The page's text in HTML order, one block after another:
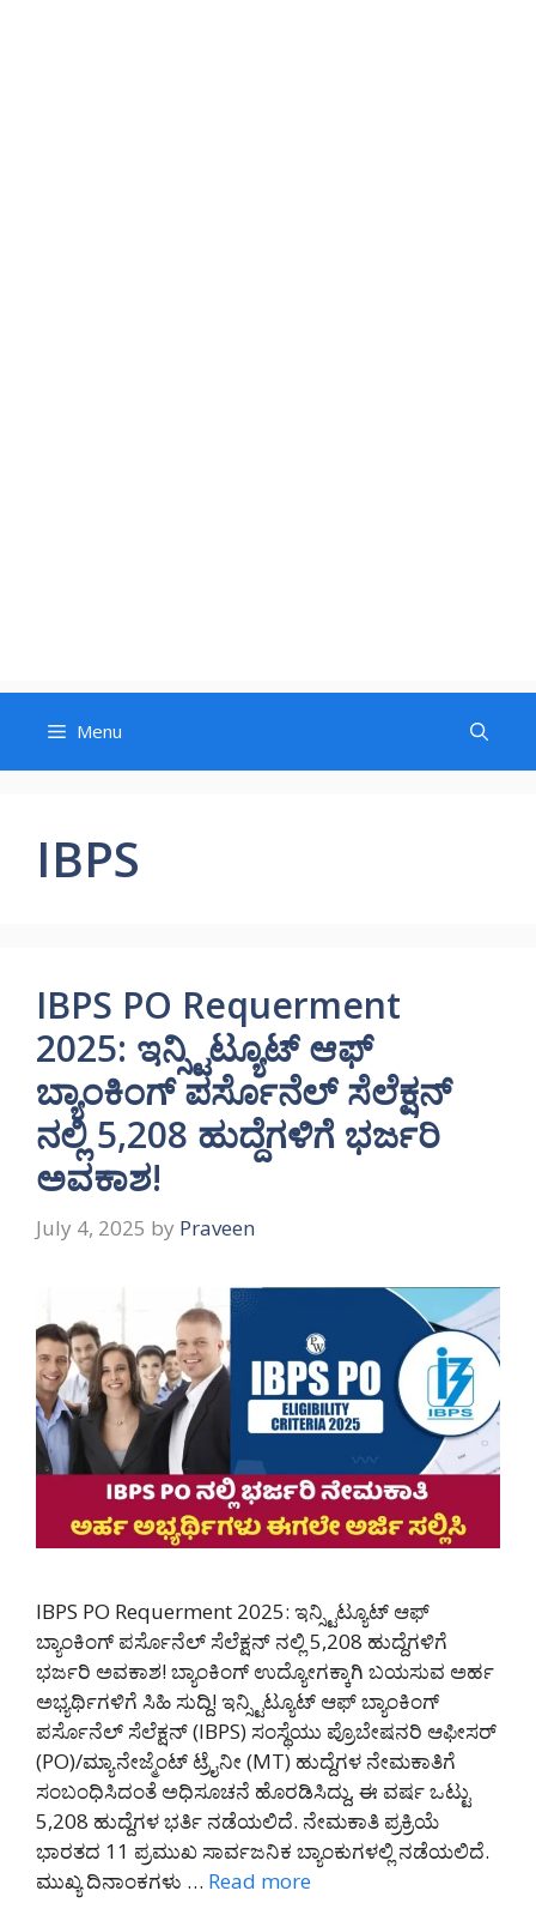
Menu
IBPS
IBPS PO Requerment
2025: ಇನ್ಸ್ಟಿಟ್ಯೂಟ್ ಆಫ್
ಬ್ಯಾಂಕಿಂಗ್ ಪರ್ಸೊನೆಲ್ ಸೆಲೆಕ್ಷನ್
ನಲ್ಲಿ 5,208 ಹುದ್ದೆಗಳಿಗೆ ಭರ್ಜರಿ
ಅವಕಾಶ!
July 4, 2025 by Praveen
IBPS PO Requerment 2025: ಇನ್ಸ್ಟಿಟ್ಯೂಟ್ ಆಫ್
ಬ್ಯಾಂಕಿಂಗ್ ಪರ್ಸೊನೆಲ್ ಸೆಲೆಕ್ಷನ್ ನಲ್ಲಿ 5,208 ಹುದ್ದೆಗಳಿಗೆ
ಭರ್ಜರಿ ಅವಕಾಶ! ಬ್ಯಾಂಕಿಂಗ್ ಉದ್ಯೋಗಕ್ಕಾಗಿ ಬಯಸುವ ಅರ್ಹ
ಅಭ್ಯರ್ಥಿಗಳಿಗೆ ಸಿಹಿ ಸುದ್ದಿ! ಇನ್ಸ್ಟಿಟ್ಯೂಟ್ ಆಫ್ ಬ್ಯಾಂಕಿಂಗ್
ಪರ್ಸೊನೆಲ್ ಸೆಲೆಕ್ಷನ್ (IBPS) ಸಂಸ್ಥೆಯು ಪ್ರೊಬೇಷನರಿ ಆಫೀಸರ್
(PO)/ಮ್ಯಾನೇಜ್ಮೆಂಟ್ ಟ್ರೈನೀ (MT) ಹುದ್ದೆಗಳ ನೇಮಕಾತಿಗೆ
ಸಂಬಂಧಿಸಿದಂತೆ ಅಧಿಸೂಚನೆ ಹೊರಡಿಸಿದ್ದು, ಈ ವರ್ಷ ಒಟ್ಟು
5,208 ಹುದ್ದೆಗಳ ಭರ್ತಿ ನಡೆಯಲಿದೆ. ನೇಮಕಾತಿ ಪ್ರಕ್ರಿಯೆ
ಭಾರತದ 11 ಪ್ರಮುಖ ಸಾರ್ವಜನಿಕ ಬ್ಯಾಂಕುಗಳಲ್ಲಿ ನಡೆಯಲಿದೆ.
ಮುಖ್ಯ ದಿನಾಂಕಗಳು … Read more